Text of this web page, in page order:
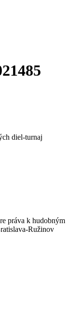
diel-turnaj
práva k hudobným
Ružinov